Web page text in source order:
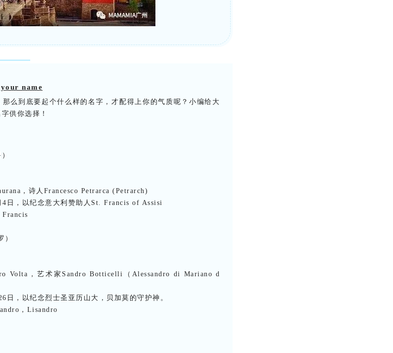
name
么到底要起个什么样的名字，才配得上你的气质呢？ 小编给大
供你选择！
，诗人Francesco Petrarca (Petrarch)
4日，以纪念意大利赞助人St. Francis of Assisi
Francis
）
Volta，艺术家Sandro Botticelli（Alessandro di Mariano d
日，以纪念烈士圣亚历山大，贝加莫的守护神。
，Lisandro